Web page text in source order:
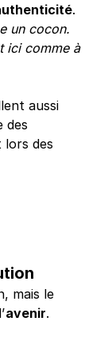
.
un cocon.
ici comme à
aussi
des
lors des
mais le
avenir.